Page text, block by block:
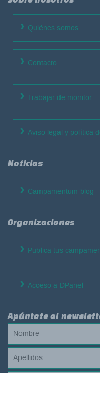
Quiénes somos
Contacto
Trabajar de monitor
Aviso legal y política
Noticias
Campamentum blog
Organizaciones
Publica tus
Acceso a DPanel
Apúntate al